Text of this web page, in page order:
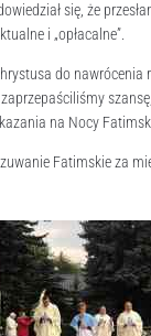
się, że
i „opłacalne”.
do nawrócenia
na Nocy
Fatimskie za